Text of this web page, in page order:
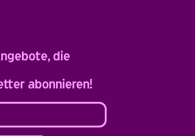
die
abonnieren!